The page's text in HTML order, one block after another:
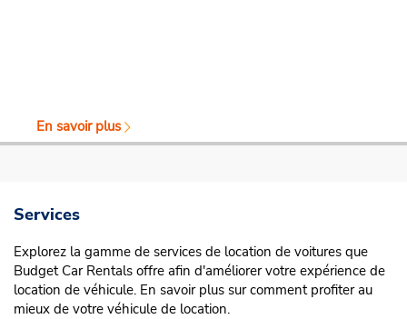
En savoir plus
Services
Explorez la gamme de services de location de voitures que
Budget Car Rentals offre afin d'améliorer votre expérience de
location de véhicule. En savoir plus sur comment profiter au
mieux de votre véhicule de location.